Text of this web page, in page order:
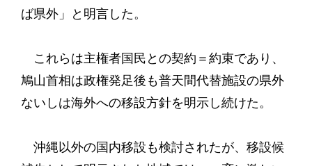
ば県外」と明言した。
これらは主権者国民との契約＝約束であり、
鳩山首相は政権発足後も普天間代替施設の県外
ないしは海外への移設方針を明示し続けた。
沖縄以外の国内移設も検討されたが、移設候